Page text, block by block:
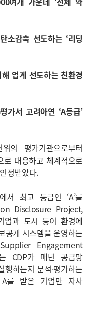
소감축 선도하는 ‘리딩
업계 선도하는 친환경
가서 고려아연 ‘A등급’
의 평가기관으로부터
로 대응하고 체계적으로
정받았다.
서 최고 등급인 ‘A’를
Disclosure Project,
업과 도시 등이 환경에
공개 시스템을 운영하는
Engagement
CDP가 매년 공급망
하는지 분석·평가하는
를 받은 기업만 자사